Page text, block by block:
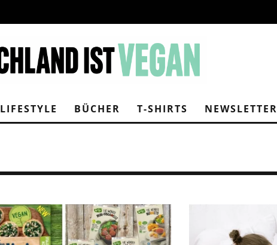
LIFESTYLE BÜCHER T-SHIRTS NEWSLETTER